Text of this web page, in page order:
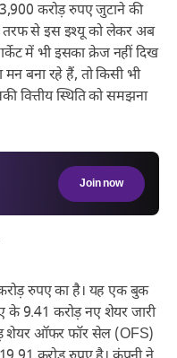
करोड़ रुपए जुटाने की
तरफ से इस इश्यू को लेकर अब
में भी इसका क्रेज नहीं दिख
बना रहे हैं, तो किसी भी
स्थिति को समझना
Join now
रुपए का है। यह एक बुक
के 9.41 करोड़ नए शेयर जारी
शेयर ऑफर फॉर सेल (OFS)